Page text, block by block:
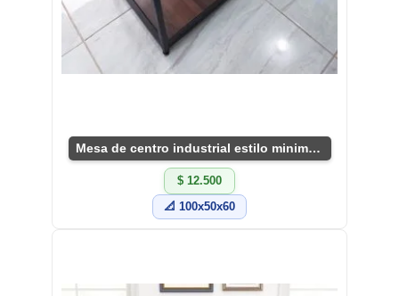
Mesa de centro industrial estilo minimalista
$ 12.500
📐 100x50x60